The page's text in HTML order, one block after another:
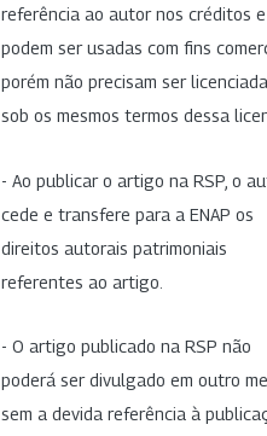
referência ao autor nos créditos
podem ser usadas com fins
porém não precisam ser
sob os mesmos termos dessa
- Ao publicar o artigo na RSP, o
cede e transfere para a ENAP os
direitos autorais patrimoniais
referentes ao artigo.
- O artigo publicado na RSP não
poderá ser divulgado em outro
sem a devida referência à